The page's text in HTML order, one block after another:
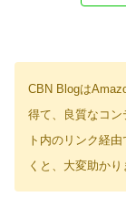
CBN Blogは
得て、良質なコ
ト内のリンク経由
くと、大変助か